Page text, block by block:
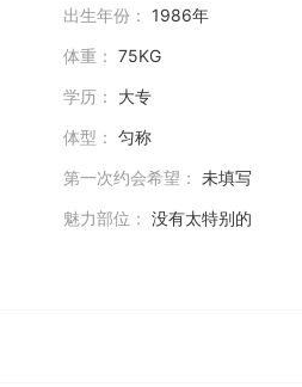
出生年份：
1986年
体重： 75KG
学历：
大专
体型： 匀称
第一次约会希望： 未填写
魅力部位： 没有太特别的